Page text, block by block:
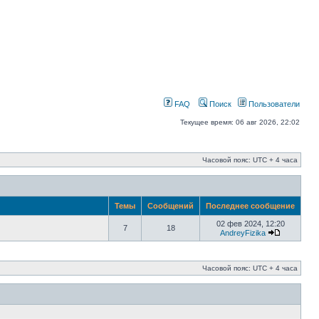
FAQ Поиск Пользователи
Текущее время: 06 авг 2026, 22:02
Часовой пояс: UTC + 4 часа
Темы Сообщений Последнее сообщение
7 18
02 фев 2024, 12:20
AndreyFizika
Часовой пояс: UTC + 4 часа